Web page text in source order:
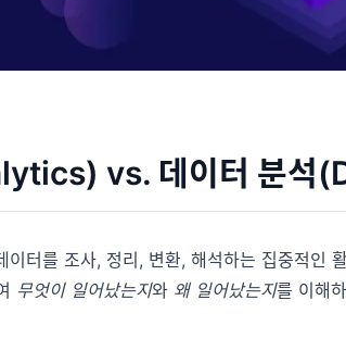
vs. 데이터 분석
를 조사, 정리, 변환, 해석하는 집중적인
무엇이 일어났는지와 왜 일어났는지를 이해